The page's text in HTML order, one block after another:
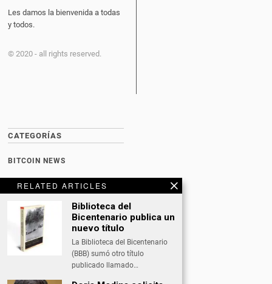
RELATED ARTICLES
Biblioteca del
Bicentenario publica un
nuevo título
La Biblioteca del Bicentenario
(BBB) sumó otro título
publicado llamado…
Les damos la bienvenida a todas
y todos.
© 2020 - all rights reserved.
CATEGORÍAS
BITCOIN NEWS
DEPORTES
ECONOMÍA
INTERNACIONAL